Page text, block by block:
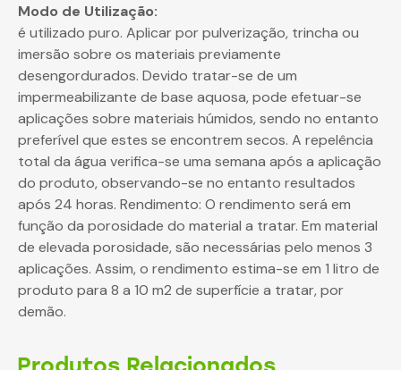
Modo de Utilização:
é utilizado puro. Aplicar por pulverização, trincha ou
imersão sobre os materiais previamente
desengordurados. Devido tratar-se de um
impermeabilizante de base aquosa, pode efetuar-se
aplicações sobre materiais húmidos, sendo no entanto
preferível que estes se encontrem secos. A repelência
total da água verifica-se uma semana após a aplicação
do produto, observando-se no entanto resultados
após 24 horas. Rendimento: O rendimento será em
função da porosidade do material a tratar. Em material
de elevada porosidade, são necessárias pelo menos 3
aplicações. Assim, o rendimento estima-se em 1 litro de
produto para 8 a 10 m2 de superfície a tratar, por
demão.